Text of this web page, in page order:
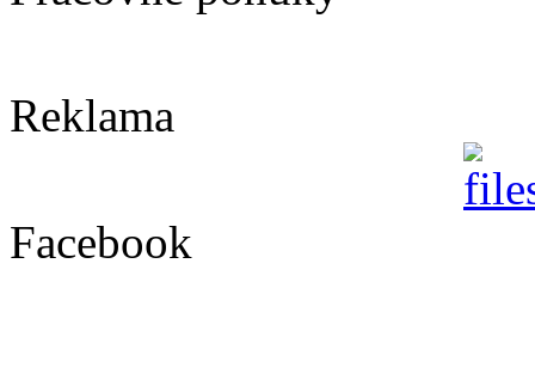
Reklama
Facebook